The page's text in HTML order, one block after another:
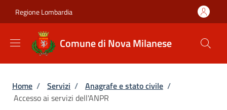
Regione Lombardia
Comune di Nova Milanese
Briciole di pane
Home / Servizi / Anagrafe e stato civile /
Accesso ai servizi dell'ANPR